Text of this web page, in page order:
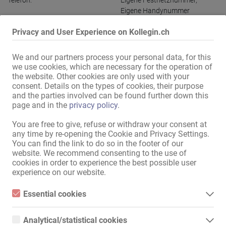
Privacy and User Experience on Kollegin.ch
We and our partners process your personal data, for this
we use cookies, which are necessary for the operation of
the website. Other cookies are only used with your
consent. Details on the types of cookies, their purpose
and the parties involved can be found further down this
page and in the privacy policy.
You are free to give, refuse or withdraw your consent at
any time by re-opening the Cookie and Privacy Settings.
You can find the link to do so in the footer of our
website. We recommend consenting to the use of
cookies in order to experience the best possible user
experience on our website.
Essential cookies
Essential cookies are all cookies necessary for the operation of
function properly without these cookies.
Analytical/statistical cookies
Eigene Handynummer
WLAN
Player,Klimaanlage, Dusche
und WC
im Haus:
Damen-Umkleideraum,Damen-
Toiletten ,Waschmaschine,
Nichtraucherbereich,
Abschließbare Wertfächer,
abschließbare Schränke
Gäste-Toilette,voll klimatisiert
Küche:
Dusche